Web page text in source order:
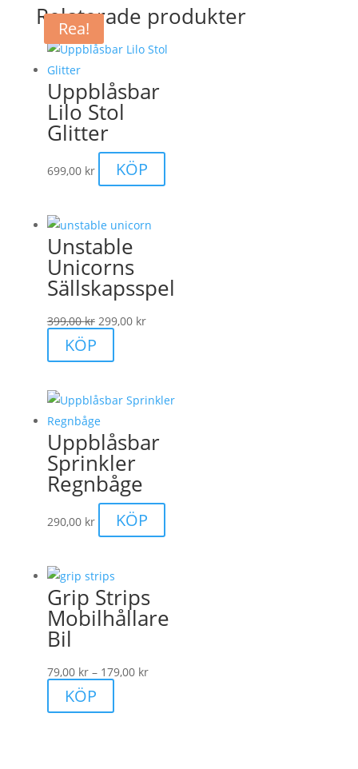
Relaterade produkter
Uppblåsbar
Lilo Stol
Glitter
699,00 kr KÖP
Rea!
Unstable
Unicorns
Sällskapsspel
399,00kr Det
priset
399,00 kr.
299,00 krDet
299,00 kr.
KÖP
Uppblåsbar
Sprinkler
Regnbåge
290,00 kr KÖP
Grip Strips
Mobilhållare
Bil
79,00 kr – 179,00 krPrisintervall:
KÖP
här